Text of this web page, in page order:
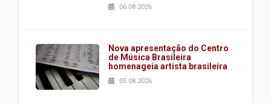
06.08.2026
Nova apresentação do Centro
de Música Brasileira
homenageia artista brasileira
05.08.2026